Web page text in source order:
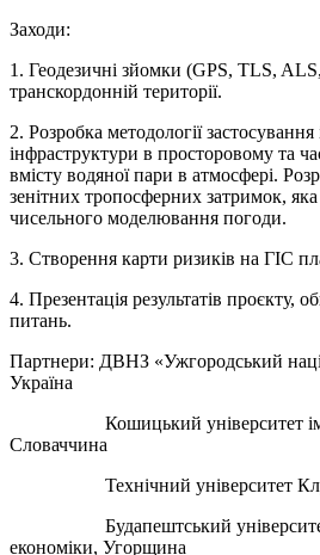
Заходи:
1. Геодезичні зйомки (GPS, TLS,
транскордонній території.
2. Розробка методології
інфраструктури в просторовому та
вмісту водяної пари в атмосфері.
зенітних тропосферних затримок,
чисельного моделювання погоди.
3. Створення карти ризиків на ГІС
4. Презентація результатів проєкту,
питань.
Партнери: ДВНЗ «Ужгородський
Україна
Кошицький університет ім.
Словаччина
Технічний університет
Будапештський університет
економіки, Угорщина